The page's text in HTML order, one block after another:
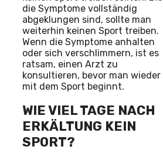
die Symptome vollständig
abgeklungen sind, sollte man
weiterhin keinen Sport treiben.
Wenn die Symptome anhalten
oder sich verschlimmern, ist es
ratsam, einen Arzt zu
konsultieren, bevor man wieder
mit dem Sport beginnt.
WIE VIEL TAGE NACH
ERKÄLTUNG KEIN
SPORT?